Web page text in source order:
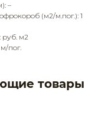
–
(м2/м.пог.): 1
руб. м2
пог.
товары
Продукция